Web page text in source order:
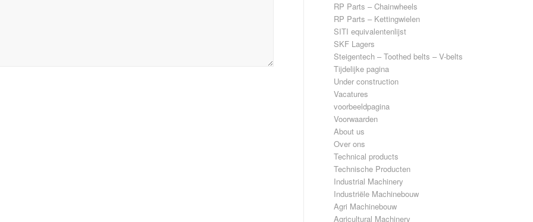
RP Parts – Chainwheels
RP Parts – Kettingwielen
SITI equivalentenlijst
SKF Lagers
Steigentech – Toothed belts – V-belts
Tijdelijke pagina
Under construction
Vacatures
voorbeeldpagina
Voorwaarden
About us
Over ons
Technical products
Technische Producten
Industrial Machinery
Industriële Machinebouw
Agri Machinebouw
Agricultural Machinery